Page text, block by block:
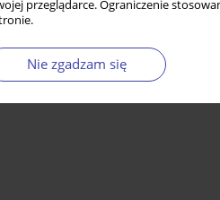
przeglądarce. Ograniczenie
Nie zgadzam się